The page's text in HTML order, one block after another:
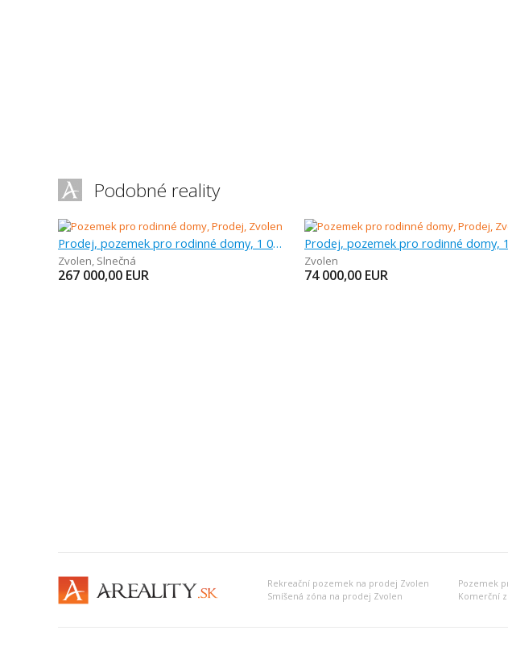
Podobné reality
Prodej, pozemek pro rodinné domy, 1 080 m
Zvolen, Slnečná
267 000,00 EUR
Zvolen
74 000,00 EUR
Rekreační pozemek na prodej Zvolen
Smíšená zóna na prodej Zvolen
Komerční